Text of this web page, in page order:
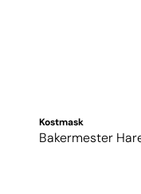
Kostmask
Bakermester